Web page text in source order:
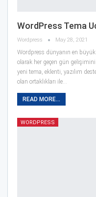
WordPress Tema
Wordpress May 28, 2021
Wordpress dünyanın en büyük
olarak her geçen gün
yeni tema, eklenti, yazılım
olan ortaklıkları ile…
READ MORE...
WORDPRESS